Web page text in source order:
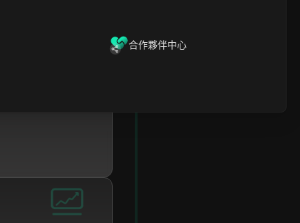
合作夥伴中心